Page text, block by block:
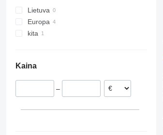
Lietuva
Europa
kita
Kaina
–